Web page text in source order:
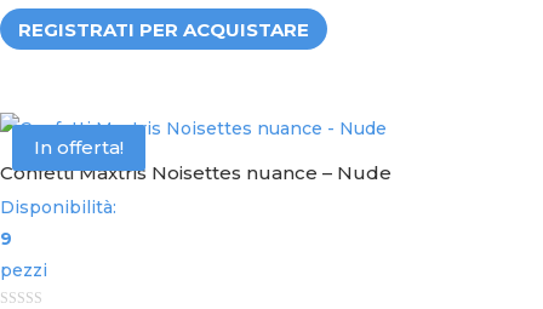
o
f
REGISTRATI PER ACQUISTARE
In offerta!
Confetti Maxtris Noisettes nuance – Nude
Disponibilità:
9
pezzi